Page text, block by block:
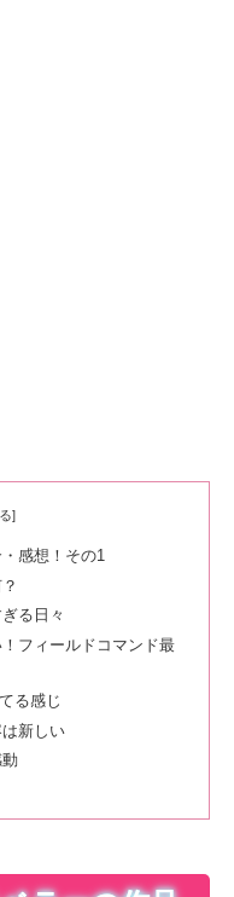
感想！その1
る日々
フィールドコマンド最
る感じ
新しい